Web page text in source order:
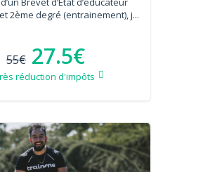
2ème degré (entrainement), j...
55€ 27.5€
réduction d'impôts